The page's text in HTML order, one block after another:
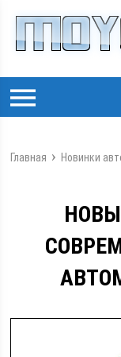
Главная Новинки